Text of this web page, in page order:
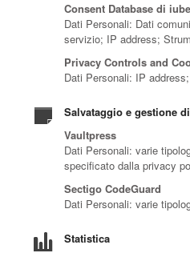
Consent Database di
Dati Personali: Dati
servizio; IP address;
Privacy Controls and
Dati Personali: IP
Salvataggio e gestione
Vaultpress
Dati Personali: varie
specificato dalla privacy
Sectigo CodeGuard
Dati Personali: varie
Statistica